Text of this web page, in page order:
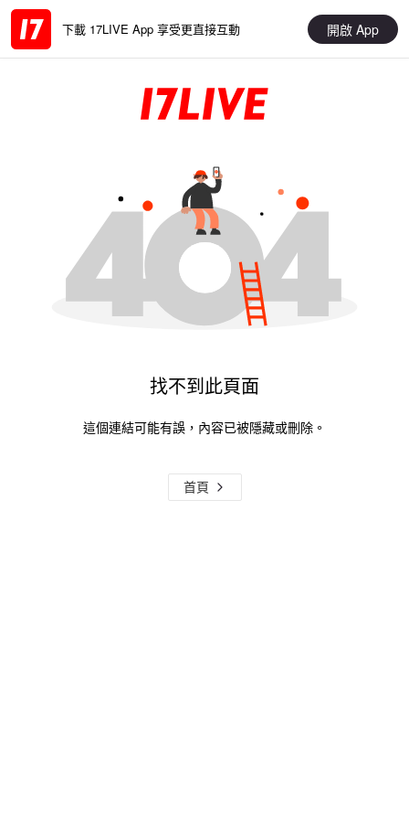
下載 17LIVE App 享受更直接互動 開啟 App
找不到此頁面
這個連結可能有誤，內容已被隱藏或刪除。
首頁